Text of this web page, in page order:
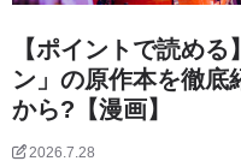
【ポイントで読め
ン」の原作本を徹底
から?【漫画】
2026.7.28